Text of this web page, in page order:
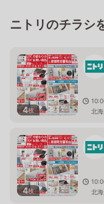
ニトリのチラシ
4枚
北
4枚
北